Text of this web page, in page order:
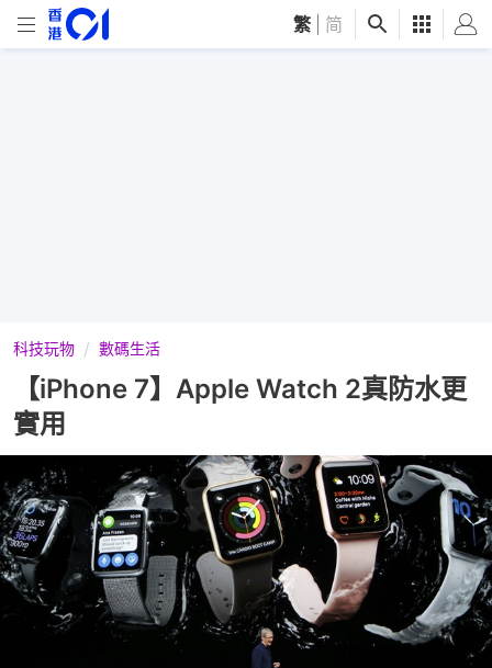
繁 简
科技玩物 數碼生活
【iPhone 7】Apple Watch 2真防水更
實用